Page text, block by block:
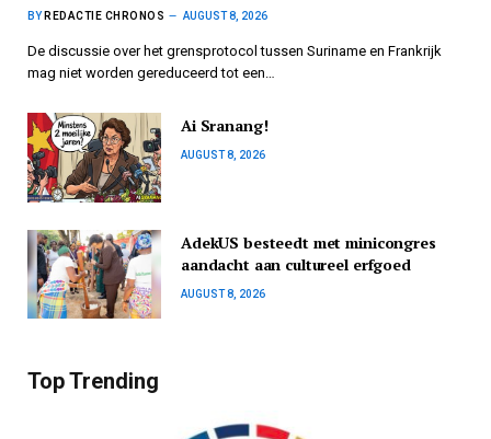
BY REDACTIE CHRONOS AUGUST 8, 2026
De discussie over het grensprotocol tussen Suriname en Frankrijk
mag niet worden gereduceerd tot een…
Ai Sranang!
AUGUST 8, 2026
AdekUS besteedt met minicongres
aandacht aan cultureel erfgoed
AUGUST 8, 2026
Top Trending